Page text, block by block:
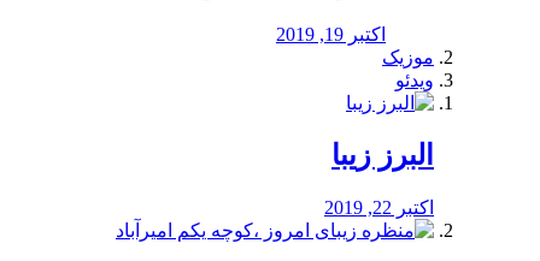
اکتبر 19, 2019
موزیک
ویدئو
البرز زیبا
اکتبر 22, 2019